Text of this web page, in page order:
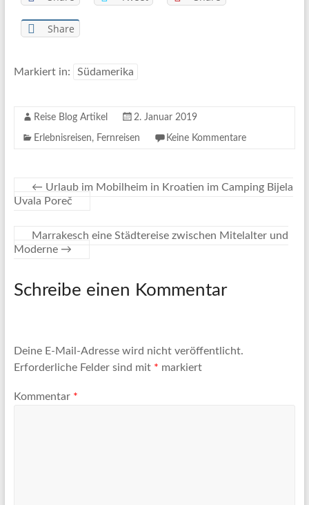
Share
Markiert in: Südamerika
Reise Blog Artikel 2. Januar 2019
Erlebnisreisen, Fernreisen Keine Kommentare
← Urlaub im Mobilheim in Kroatien im Camping Bijela
Uvala Poreč
Marrakesch eine Städtereise zwischen Mitelalter und
Moderne →
Schreibe einen Kommentar
Deine E-Mail-Adresse wird nicht veröffentlicht.
Erforderliche Felder sind mit * markiert
Kommentar *